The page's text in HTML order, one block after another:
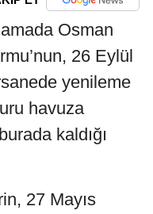
Osman
26 Eylül
yenileme
havuza
kaldığı
27 Mayıs